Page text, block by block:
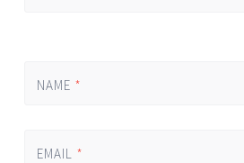
NAME *
EMAIL *